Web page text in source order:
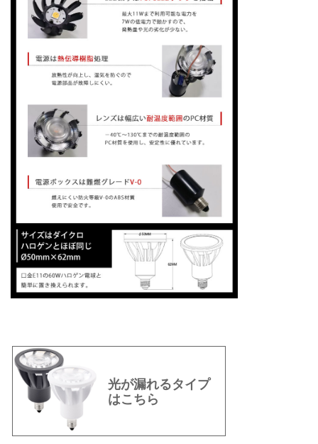
光が漏れるタイプ
はこちら